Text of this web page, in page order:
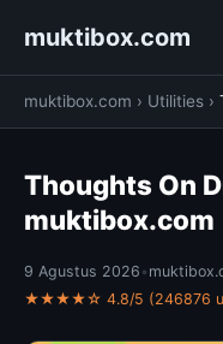
muktibox.com
muktibox.com › Utilities ›
Thoughts On
muktibox.com
9 Agustus 2026 •
★★★★☆ 4.8/5 (246876